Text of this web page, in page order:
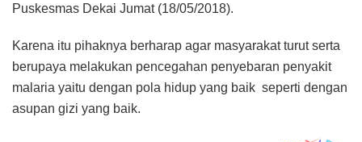
Puskesmas Dekai Jumat (18/05/2018).
Karena itu pihaknya berharap agar masyarakat turut serta
berupaya melakukan pencegahan penyebaran penyakit
malaria yaitu dengan pola hidup yang baik seperti dengan
asupan gizi yang baik.